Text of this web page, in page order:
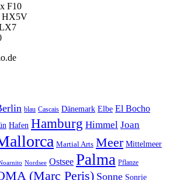
F10
HX5V
blau Cascais Dänemark Elbe El Bocho
Hafen Hamburg Himmel Joan
Martial Arts Meer Mittelmeer
Nordsee Ostsee Palma Pflanze
(Marc Peris) Sonne Sonrie